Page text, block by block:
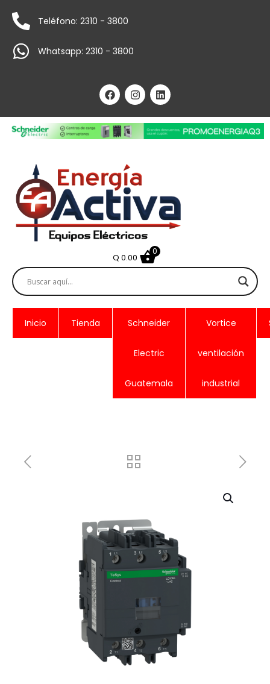
Teléfono: 2310 - 3800
Whatsapp: 2310 - 3800
Q 0.00
0
Inicio Tienda Schneider
Electric
Guatemala
Vortice
ventilación
industrial